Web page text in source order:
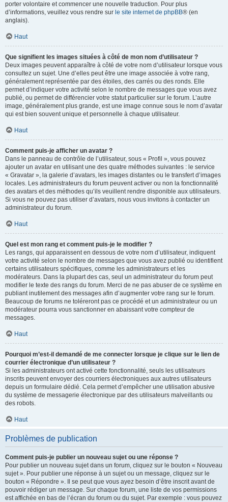
porter volontaire et commencer une nouvelle traduction. Pour plus
d’informations, veuillez vous rendre sur le site internet de phpBB® (en
anglais).
Haut
Que signifient les images situées à côté de mon nom d’utilisateur ?
Deux images peuvent apparaître à côté de votre nom d’utilisateur lorsque vous
consultez un sujet. Une d’elles peut être une image associée à votre rang,
généralement représentée par des étoiles, des carrés ou des ronds. Elle
permet d’indiquer votre activité selon le nombre de messages que vous avez
publié, ou permet de différencier votre statut particulier sur le forum. L’autre
image, généralement plus grande, est une image connue sous le nom d’avatar
qui est bien souvent unique et personnelle à chaque utilisateur.
Haut
Comment puis-je afficher un avatar ?
Dans le panneau de contrôle de l’utilisateur, sous « Profil », vous pouvez
ajouter un avatar en utilisant une des quatre méthodes suivantes : le service
« Gravatar », la galerie d’avatars, les images distantes ou le transfert d’images
locales. Les administrateurs du forum peuvent activer ou non la fonctionnalité
des avatars et des méthodes qu’ils veuillent rendre disponible aux utilisateurs.
Si vous ne pouvez pas utiliser d’avatars, nous vous invitons à contacter un
administrateur du forum.
Haut
Quel est mon rang et comment puis-je le modifier ?
Les rangs, qui apparaissent en dessous de votre nom d’utilisateur, indiquent
votre activité selon le nombre de messages que vous avez publié ou identifient
certains utilisateurs spécifiques, comme les administrateurs et les
modérateurs. Dans la plupart des cas, seul un administrateur du forum peut
modifier le texte des rangs du forum. Merci de ne pas abuser de ce système en
publiant inutilement des messages afin d’augmenter votre rang sur le forum.
Beaucoup de forums ne toléreront pas ce procédé et un administrateur ou un
modérateur pourra vous sanctionner en abaissant votre compteur de
messages.
Haut
Pourquoi m’est-il demandé de me connecter lorsque je clique sur le lien de
courrier électronique d’un utilisateur ?
Si les administrateurs ont activé cette fonctionnalité, seuls les utilisateurs
inscrits peuvent envoyer des courriers électroniques aux autres utilisateurs
depuis un formulaire dédié. Cela permet d’empêcher une utilisation abusive
du système de messagerie électronique par des utilisateurs malveillants ou
des robots.
Haut
Problèmes de publication
Comment puis-je publier un nouveau sujet ou une réponse ?
Pour publier un nouveau sujet dans un forum, cliquez sur le bouton « Nouveau
sujet ». Pour publier une réponse à un sujet ou un message, cliquez sur le
bouton « Répondre ». Il se peut que vous ayez besoin d’être inscrit avant de
pouvoir rédiger un message. Sur chaque forum, une liste de vos permissions
est affichée en bas de l’écran du forum ou du sujet. Par exemple : vous pouvez